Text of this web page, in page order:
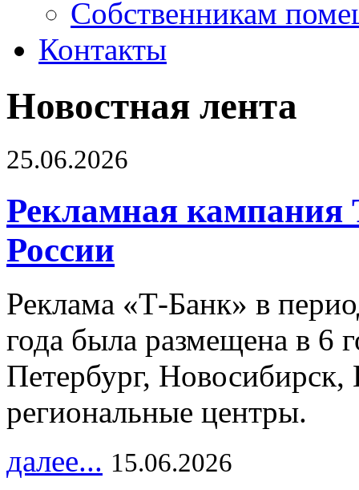
Собственникам
Контакты
Новостная лента
25.06.2026
Рекламная кампания
России
Реклама «Т-Банк» в
года была размещена в 6
Петербург,
региональные центры.
далее... 15.06.2026